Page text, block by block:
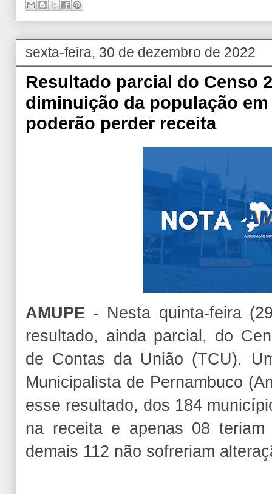
sexta-feira, 30 de dezembro de 2022
Resultado parcial do Censo
diminuição da população
poderão perder receita
AMUPE - Nesta quinta-feira
resultado, ainda parcial, do
de Contas da União (TCU).
Municipalista de Pernambuco
esse resultado, dos 184
na receita e apenas 08
demais 112 não sofreriam